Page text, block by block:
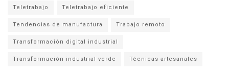
Teletrabajo Teletrabajo eficiente
Tendencias de manufactura Trabajo remoto
Transformación digital industrial
Transformación industrial verde Técnicas artesanales